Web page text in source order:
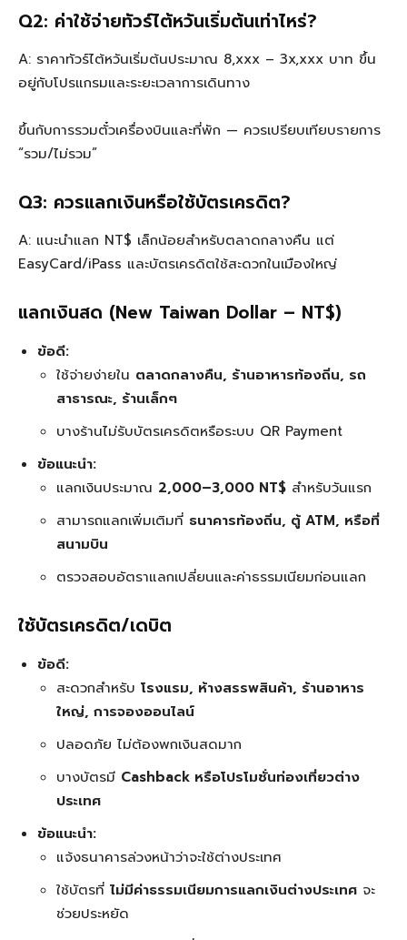
Q2: ค่าใช้จ่ายทัวร์ไต้หวันเริ่มต้นเท่าไหร่?
A: ราคาทัวร์ไต้หวันเริ่มต้นประมาณ 8,xxx – 3x,xxx บาท ขึ้น
อยู่กับโปรแกรมและระยะเวลาการเดินทาง
ขึ้นกับการรวมตั๋วเครื่องบินและที่พัก — ควรเปรียบเทียบรายการ
“รวม/ไม่รวม”
Q3: ควรแลกเงินหรือใช้บัตรเครดิต?
A: แนะนำแลก NT$ เล็กน้อยสำหรับตลาดกลางคืน แต่
EasyCard/iPass และบัตรเครดิตใช้สะดวกในเมืองใหญ่
แลกเงินสด (New Taiwan Dollar – NT$)
ข้อดี:
ใช้จ่ายง่ายใน ตลาดกลางคืน, ร้านอาหารท้องถิ่น, รถ
สาธารณะ, ร้านเล็กๆ
บางร้านไม่รับบัตรเครดิตหรือระบบ QR Payment
ข้อแนะนำ:
แลกเงินประมาณ 2,000–3,000 NT$ สำหรับวันแรก
สามารถแลกเพิ่มเติมที่ ธนาคารท้องถิ่น, ตู้ ATM, หรือที่
สนามบิน
ตรวจสอบอัตราแลกเปลี่ยนและค่าธรรมเนียมก่อนแลก
ใช้บัตรเครดิต/เดบิต
ข้อดี:
สะดวกสำหรับ โรงแรม, ห้างสรรพสินค้า, ร้านอาหาร
ใหญ่, การจองออนไลน์
ปลอดภัย ไม่ต้องพกเงินสดมาก
บางบัตรมี Cashback หรือโปรโมชั่นท่องเที่ยวต่าง
ประเทศ
ข้อแนะนำ:
แจ้งธนาคารล่วงหน้าว่าจะใช้ต่างประเทศ
ใช้บัตรที่ ไม่มีค่าธรรมเนียมการแลกเงินต่างประเทศ จะ
ช่วยประหยัด